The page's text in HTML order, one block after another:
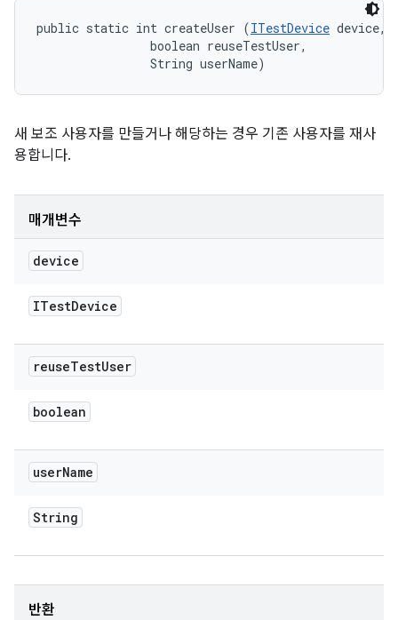
public static int createUser (ITestDevice device,
                boolean reuseTestUser,
                String userName)
새 보조 사용자를 만들거나 해당하는 경우 기존 사용자를 재사
용합니다.
매개변수
device
ITestDevice
reuseTestUser
boolean
userName
String
반환